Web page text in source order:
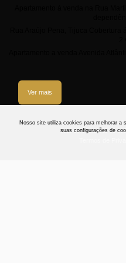
Nosso site utiliza cookies para melhorar a
suas configurações de
Ver mais